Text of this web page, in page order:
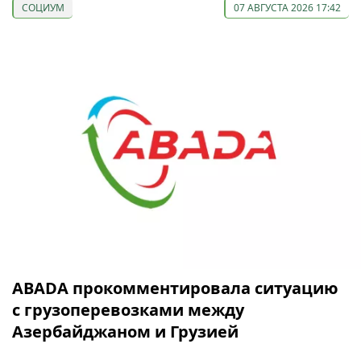
СОЦИУМ 07 АВГУСТА 2026 17:42
ABADA прокомментировала ситуацию
с грузоперевозками между
Азербайджаном и Грузией